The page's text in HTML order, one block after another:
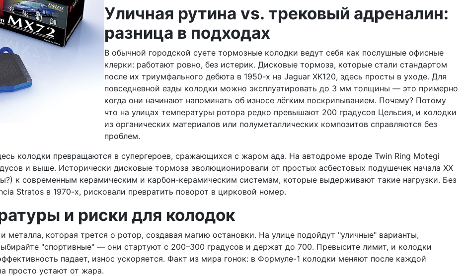
Уличная рутина vs. трековый адреналин:
разница в подходах
В обычной городской суете тормозные колодки ведут себя как послушные офисные
клерки: работают ровно, без истерик. Дисковые тормоза, которые стали стандартом
после их триумфального дебюта в 1950-х на Jaguar XK120, здесь просты в уходе. Для
повседневной езды колодки можно эксплуатировать до 3 мм толщины — это примерно
когда они начинают напоминать об износе лёгким поскрипыванием. Почему? Потому
что на улицах температуры ротора редко превышают 200 градусов Цельсия, и колодки
из органических материалов или полуметаллических композитов справляются без
проблем.
колодки превращаются в супергероев, сражающихся с жаром ада. На автодроме вроде Twin Ring Motegi
и выше. Исторически дисковые тормоза эволюционировали от простых асбестовых подушечек начала XX
к современным керамическим и карбон-керамическим системам, которые выдерживают такие нагрузки. Без
Stratos в 1970-х, рисковали превратить поворот в цирковой номер.
и риски для колодок
которая трется о ротор, создавая магию остановки. На улице подойдут "уличные" варианты,
"спортивные" — они стартуют с 200–300 градусов и держат до 700. Превысите лимит, и колодки
падает, износ ускоряется. Факт из мира гонок: в Формуле-1 колодки меняют после каждой
просто устают от жара.